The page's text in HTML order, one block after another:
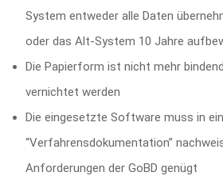
System entweder alle Daten
oder das Alt-System 10 Jahre
Die Papierform ist nicht mehr
vernichtet werden
Die eingesetzte Software muss in
“Verfahrensdokumentation”
Anforderungen der GoBD genügt